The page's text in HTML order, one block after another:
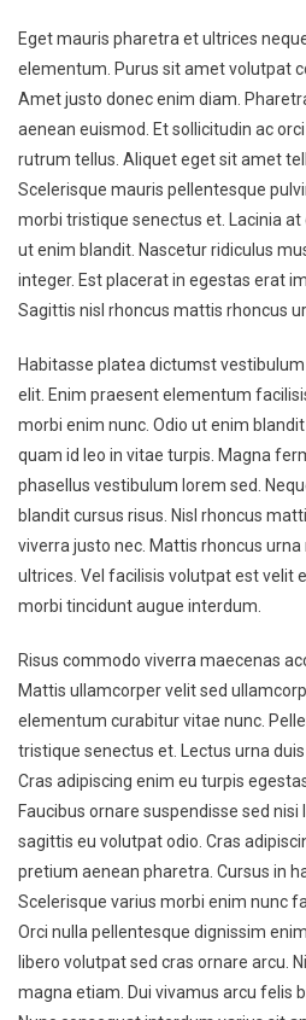
Eget mauris pharetra et ultrices
elementum. Purus sit amet volutpat
Amet justo donec enim diam.
aenean euismod. Et sollicitudin ac
rutrum tellus. Aliquet eget sit amet
Scelerisque mauris pellentesque
morbi tristique senectus et. Lacinia
ut enim blandit. Nascetur ridiculus
integer. Est placerat in egestas erat
Sagittis nisl rhoncus mattis rhoncus
Habitasse platea dictumst
elit. Enim praesent elementum
morbi enim nunc. Odio ut enim
quam id leo in vitae turpis. Magna
phasellus vestibulum lorem sed.
blandit cursus risus. Nisl rhoncus
viverra justo nec. Mattis rhoncus
ultrices. Vel facilisis volutpat est velit
morbi tincidunt augue interdum.
Risus commodo viverra maecenas
Mattis ullamcorper velit sed
elementum curabitur vitae nunc.
tristique senectus et. Lectus urna
Cras adipiscing enim eu turpis
Faucibus ornare suspendisse sed nisi
sagittis eu volutpat odio. Cras
pretium aenean pharetra. Cursus in
Scelerisque varius morbi enim nunc
Orci nulla pellentesque dignissim
libero volutpat sed cras ornare arcu.
magna etiam. Dui vivamus arcu felis